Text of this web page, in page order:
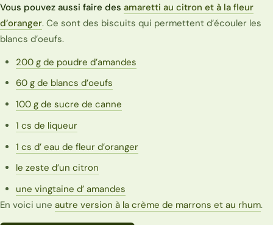
Vous pouvez aussi faire des amaretti au citron et à la fleur
d’oranger. Ce sont des biscuits qui permettent d’écouler les
blancs d’oeufs.
200 g de poudre d’amandes
60 g de blancs d’oeufs
100 g de sucre de canne
1 cs de liqueur
1 cs d’ eau de fleur d’oranger
le zeste d’un citron
une vingtaine d’ amandes
En voici une autre version à la crème de marrons et au rhum.